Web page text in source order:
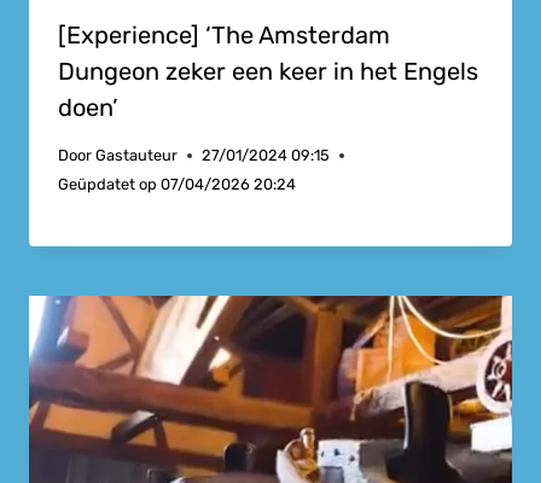
[Experience] ‘The Amsterdam
Dungeon zeker een keer in het Engels
doen’
Door Gastauteur
27/01/2024 09:15
Geüpdatet op 07/04/2026 20:24